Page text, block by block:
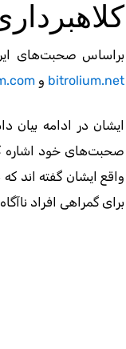
براساس صحبت‌های این آقا بنده در تاریخ 24 دسامبر 2017
bitrolium.net و
ایشان در ادامه بیان
صحبت‌های خود اشاره
واقع ایشان گفته اند
برای گمراهی افراد